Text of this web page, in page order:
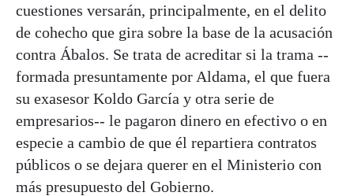
cuestiones versarán, principalmente, en el delito
de cohecho que gira sobre la base de la acusación
contra Ábalos. Se trata de acreditar si la trama --
formada presuntamente por Aldama, el que fuera
su exasesor Koldo García y otra serie de
empresarios-- le pagaron dinero en efectivo o en
especie a cambio de que él repartiera contratos
públicos o se dejara querer en el Ministerio con
más presupuesto del Gobierno.